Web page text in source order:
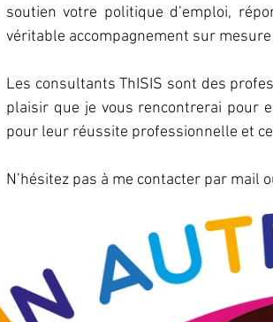
soutien votre politique d’emploi,
véritable accompagnement sur
Les consultants ThISIS sont des
plaisir que je vous rencontrerai pour
pour leur réussite professionnelle et
N’hésitez pas à me contacter par mail